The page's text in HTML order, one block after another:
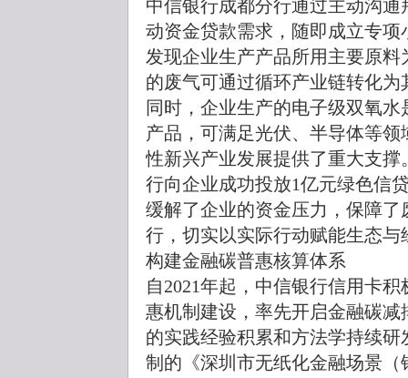
中信银行成都分行通过主动沟
动资金贷款需求，随即成立专
发现企业生产产品所用主要原
的废气可通过循环产业链转化
同时，企业生产的电子级双氧
产品，可满足光伏、半导体等
性新兴产业发展提供了重大支
行向企业成功投放1亿元绿色信
缓解了企业的资金压力，保障
行，切实以实际行动赋能生态与
构建金融碳普惠核算体系
自2021年起，中信银行信用卡
惠机制建设，率先开启金融碳
的实践经验积累和方法学持续
制的《深圳市无纸化金融场景